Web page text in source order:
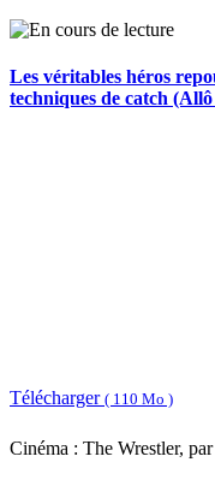
Les véritables héros
techniques de catch
Télécharger ( 110 Mo )
Cinéma : The Wrestler,